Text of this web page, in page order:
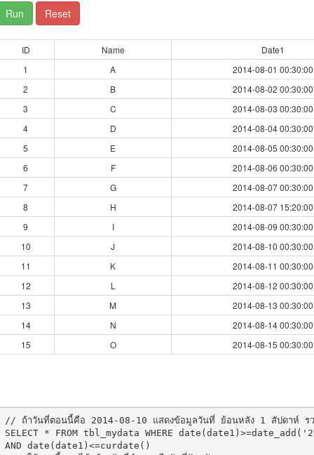
Run Reset
ID Name
Date1
1
A
2014-08-01 00:30:00
2
B
2014-08-02 00:30:00
3
C
2014-08-03 00:30:00
4
D
2014-08-04 00:30:00
5
E
2014-08-05 00:30:00
6
F
2014-08-06 00:30:00
7
G
2014-08-07 00:30:00
8
H
2014-08-07 15:20:00
9
I
2014-08-09 00:30:00
10
J
2014-08-10 00:30:00
11
K
2014-08-11 00:30:00
12
L
2014-08-12 00:30:00
13
M
2014-08-13 00:30:00
14
N
2014-08-14 00:30:00
15
O 2014-08-15 00:30:00
// ถ้าวันที่ตอนนี้คือ 2014-08-10 แสดงข้อมูลวันที่ ย้อนหลัง 1 สัปดาห์ ร
SELECT * FROM tbl_mydata WHERE
AND date(date1)<=curdate()